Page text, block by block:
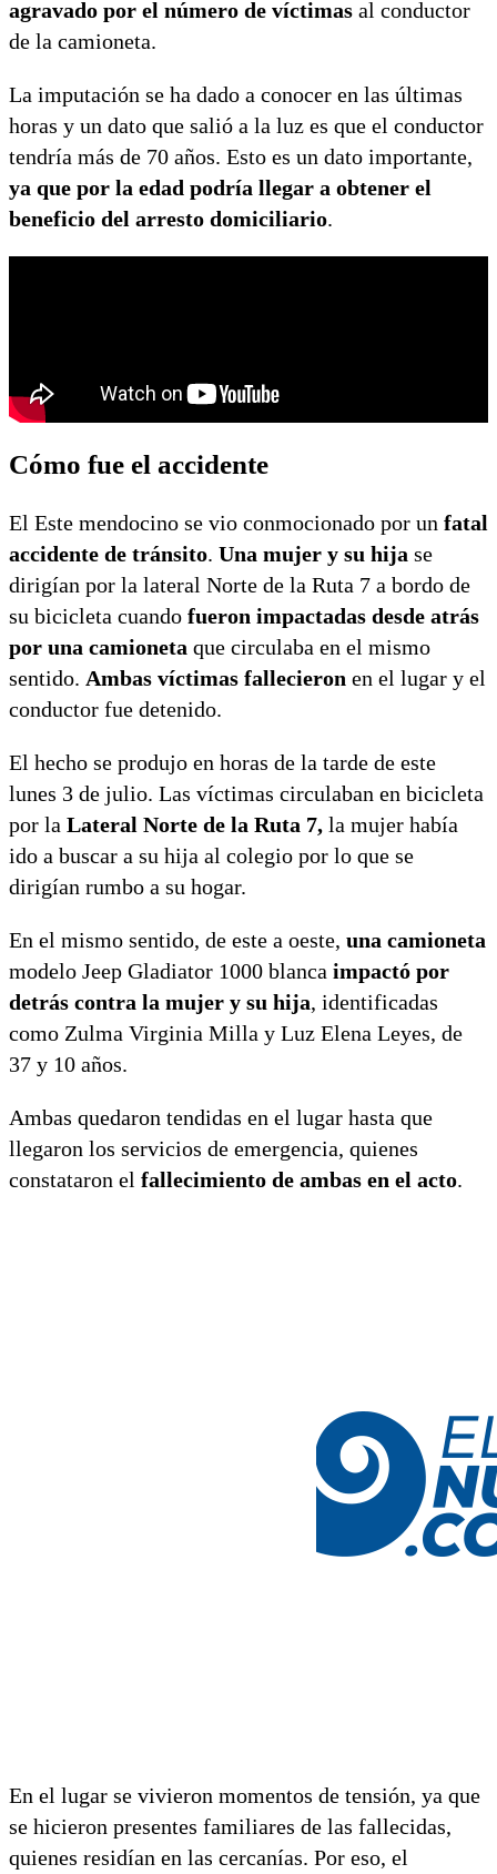
agravado por el número de víctimas al conductor
de la camioneta.
La imputación se ha dado a conocer en las últimas
horas y un dato que salió a la luz es que el conductor
tendría más de 70 años. Esto es un dato importante,
ya que por la edad podría llegar a obtener el
beneficio del arresto domiciliario.
Cómo fue el accidente
El Este mendocino se vio conmocionado por un fatal
accidente de tránsito. Una mujer y su hija se
dirigían por la lateral Norte de la Ruta 7 a bordo de
su bicicleta cuando fueron impactadas desde atrás
por una camioneta que circulaba en el mismo
sentido. Ambas víctimas fallecieron en el lugar y el
conductor fue detenido.
El hecho se produjo en horas de la tarde de este
lunes 3 de julio. Las víctimas circulaban en bicicleta
por la Lateral Norte de la Ruta 7, la mujer había
ido a buscar a su hija al colegio por lo que se
dirigían rumbo a su hogar.
En el mismo sentido, de este a oeste, una camioneta
modelo Jeep Gladiator 1000 blanca impactó por
detrás contra la mujer y su hija, identificadas
como Zulma Virginia Milla y Luz Elena Leyes, de
37 y 10 años.
Ambas quedaron tendidas en el lugar hasta que
llegaron los servicios de emergencia, quienes
constataron el fallecimiento de ambas en el acto.
En el lugar se vivieron momentos de tensión, ya que
se hicieron presentes familiares de las fallecidas,
quienes residían en las cercanías. Por eso, el